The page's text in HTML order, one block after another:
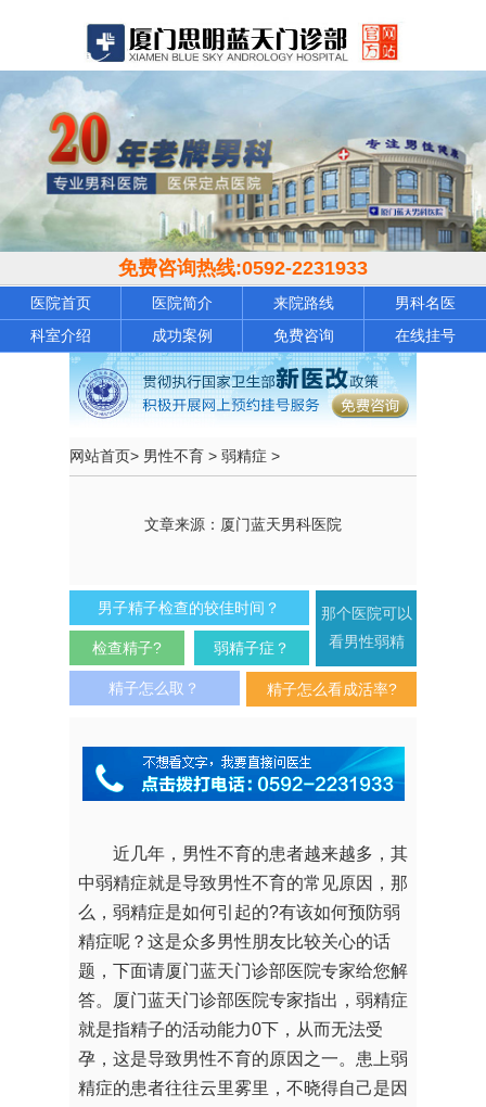
免费咨询热线:0592-2231933
医院首页 医院简介 来院路线
男科名医
科室介绍
成功案例 免费咨询 在线挂号
网站首页> 男性不育 > 弱精症 >
文章来源：厦门蓝天男科医院
男子精子检查的较佳时间？
检查精子? 弱精子症？
那个医院可以
看男性弱精
精子怎么取？ 精子怎么看成活率?
近几年，男性不育的患者越来越多，其
中弱精症就是导致男性不育的常见原因，那
么，弱精症是如何引起的?有该如何预防弱
精症呢？这是众多男性朋友比较关心的话
题，下面请厦门蓝天门诊部医院专家给您解
答。厦门蓝天门诊部医院专家指出，弱精症
就是指精子的活动能力0下，从而无法受
孕，这是导致男性不育的原因之一。患上弱
精症的患者往往云里雾里，不晓得自己是因